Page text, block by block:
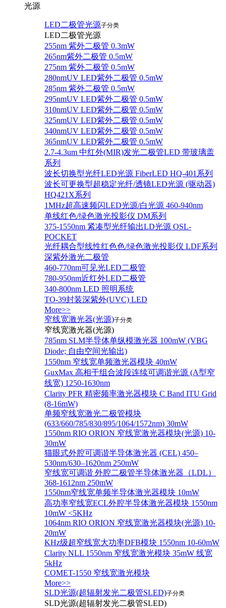
光源
LED二极管光源子分类
LED二极管光源
255nm 紫外二极管 0.3mW
265nm紫外二极管 0.5mW
275nm 紫外二极管 0.5mW
280nmUV LED紫外二极管 0.5mW
285nm 紫外二极管 0.5mW
295nmUV LED紫外二极管 0.5mW
310nmUV LED紫外二极管 0.5mW
325nmUV LED紫外二极管 0.5mW
340nmUV LED紫外二极管 0.5mW
365nmUV LED紫外二极管 0.5mW
2.7-4.3um 中红外(MIR)发光二极管LED 带玻璃盖
系列
波长切换型光纤LED光源 FiberLED HQ-401系列
波长可更换型超稳定光纤/透镜LED光源 (驱动器)
HQ421X系列
1MHz超高速频闪LED光源/白光源 460-940nm
单线红色/绿色激光投影仪 DM系列
375-1550nm 紧凑型光纤输出LD光源 OSL-
POCKET
光纤耦合型线性红色色/绿色激光投影仪 LDF系列
深紫外激光二极管
460-770nm可见光LED二极管
780-950nm近红外LED二极管
340-800nm LED 照明系统
TO-39封装深紫外(UVC) LED
More>>
窄线宽激光器(光源)子分类
窄线宽激光器(光源)
785nm SLM半导体单纵模激光器 100mW (VBG
Diode; 自由空间光输出)
1550nm 窄线宽单频激光器模块 40mW
GuxMax 高相干组合波段连续可调谐光源 (A型窄
线宽) 1250-1630nm
Clarity PFR 精密频率激光器模块 C Band ITU Grid
(8-16mW)
单频窄线宽激光二极管模块
(633/660/785/830/895/1064/1572nm) 30mW
1550nm RIO ORION 窄线宽激光器模块(光源) 10-
30mW
猫眼式外腔可调谐半导体激光器 (CEL) 450–
530nm/630–1620nm 250mW
窄线宽可调谐 外腔二极管半导体激光器（LDL）
368-1612nm 250mW
1550nm窄线宽单频半导体激光器模块 10mW
高功率窄线宽ECL外腔半导体激光器模块 1550nm
10mW <5KHz
1064nm RIO ORION 窄线宽激光器模块(光源) 10-
20mW
KHz级超窄线宽大功率DFB模块 1550nm 10-60mW
Clarity NLL 1550nm 窄线宽激光模块 35mW 线宽
5kHz
COMET-1550 窄线宽激光模块
More>>
SLD光源(超辐射发光二极管SLED)子分类
SLD光源(超辐射发光二极管SLED)